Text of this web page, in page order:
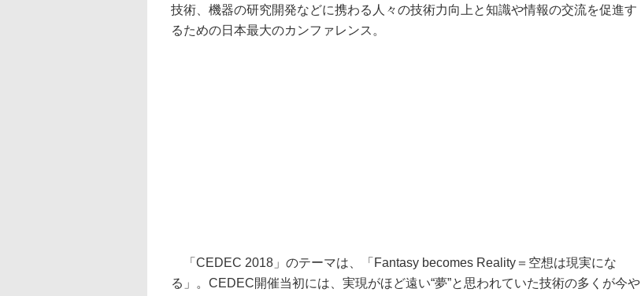
技術、機器の研究開発などに携わる人々の技術力向上と知識や情報の交流を促進す
るための日本最大のカンファレンス。
「CEDEC 2018」のテーマは、「Fantasy becomes Reality＝空想は現実にな
る」。CEDEC開催当初には、実現がほど遠い“夢”と思われていた技術の多くが今や